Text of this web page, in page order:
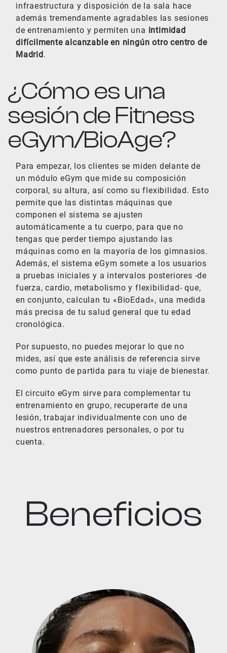
infraestructura y disposición de la sala hace
además tremendamente agradables las sesiones
de entrenamiento y permiten una intimidad
difícilmente alcanzable en ningún otro centro de
Madrid.
¿Cómo es una
sesión de Fitness
eGym/BioAge?
Para empezar, los clientes se miden delante de
un módulo eGym que mide su composición
corporal, su altura, así como su flexibilidad. Esto
permite que las distintas máquinas que
componen el sistema se ajusten
automáticamente a tu cuerpo, para que no
tengas que perder tiempo ajustando las
máquinas como en la mayoría de los gimnasios.
Además, el sistema eGym somete a los usuarios
a pruebas iniciales y a intervalos posteriores -de
fuerza, cardio, metabolismo y flexibilidad- que,
en conjunto, calculan tu «BioEdad», una medida
más precisa de tu salud general que tu edad
cronológica.
Por supuesto, no puedes mejorar lo que no
mides, así que este análisis de referencia sirve
como punto de partida para tu viaje de bienestar.
El circuito eGym sirve para complementar tu
entrenamiento en grupo, recuperarte de una
lesión, trabajar individualmente con uno de
nuestros entrenadores personales, o por tu
cuenta.
Beneficios